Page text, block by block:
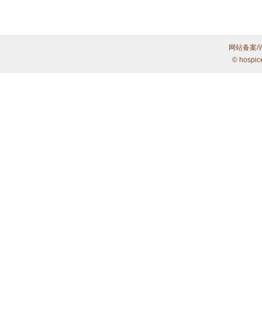
网站备案/
©